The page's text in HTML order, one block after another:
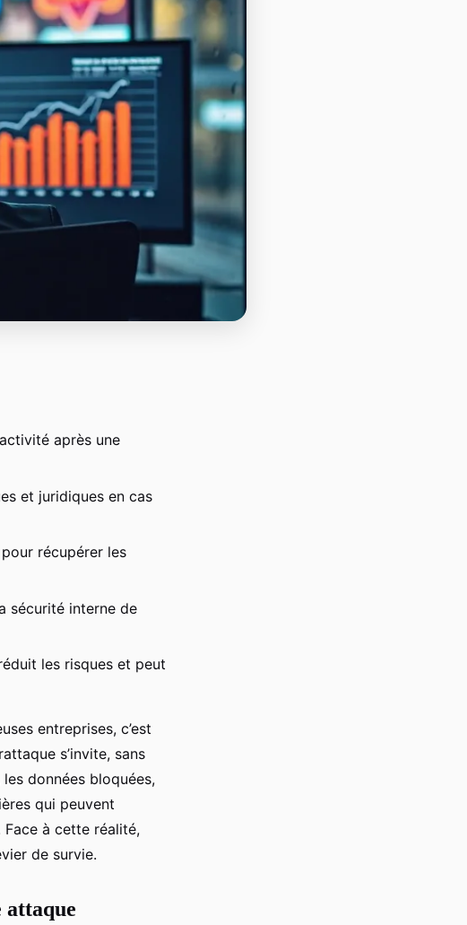
après une
et juridiques en cas
récupérer les
sécurité interne de
les risques et peut
entreprises, c’est
s’invite, sans
données bloquées,
qui peuvent
à cette réalité,
de survie.